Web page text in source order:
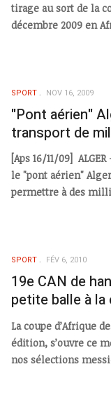
tirage au sort de la
décembre 2009 en
SPORT NOV 16, 2009
"Pont aérien"
transport de
[Aps 16/11/09]
le "pont aérien"
permettre à des
SPORT FÉV 6, 2010
19e CAN de
petite balle à
La coupe d’Afrique
édition, s’ouvre ce
nos sélections